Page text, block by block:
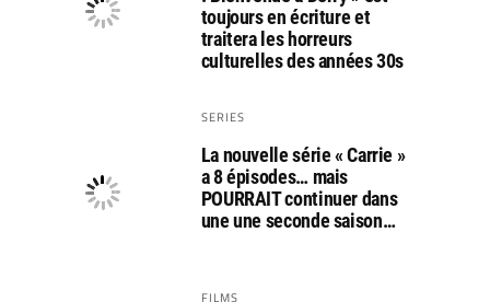
toujours en écriture et
traitera les horreurs
culturelles des années 30s
SERIES
La nouvelle série « Carrie »
a 8 épisodes… mais
POURRAIT continuer dans
une une seconde saison…
FILMS